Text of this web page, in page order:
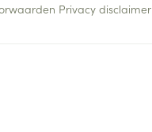
Privacy disclaimer